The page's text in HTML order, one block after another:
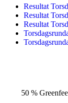
Resultat
Resultat
Resultat
50 %